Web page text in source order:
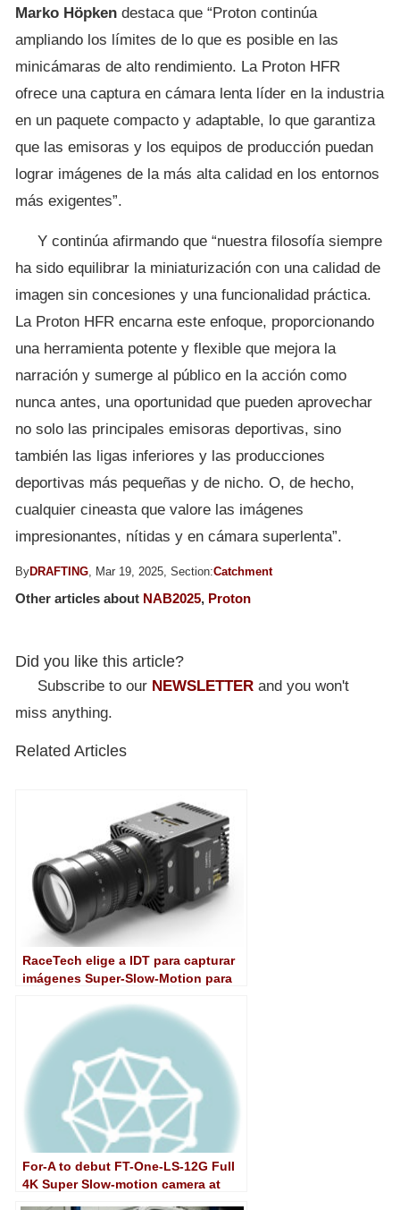
Marko Höpken destaca que “Proton continúa
ampliando los límites de lo que es posible en las
minicámaras de alto rendimiento. La Proton HFR
ofrece una captura en cámara lenta líder en la industria
en un paquete compacto y adaptable, lo que garantiza
que las emisoras y los equipos de producción puedan
lograr imágenes de la más alta calidad en los entornos
más exigentes”.
Y continúa afirmando que “nuestra filosofía siempre
ha sido equilibrar la miniaturización con una calidad de
imagen sin concesiones y una funcionalidad práctica.
La Proton HFR encarna este enfoque, proporcionando
una herramienta potente y flexible que mejora la
narración y sumerge al público en la acción como
nunca antes, una oportunidad que pueden aprovechar
no solo las principales emisoras deportivas, sino
también las ligas inferiores y las producciones
deportivas más pequeñas y de nicho. O, de hecho,
cualquier cineasta que valore las imágenes
impresionantes, nítidas y en cámara superlenta”.
ByDRAFTING , Mar 19, 2025, Section:Catchment
Other articles about NAB2025, Proton
Did you like this article?
Subscribe to our NEWSLETTER and you won't
miss anything.
Related Articles
RaceTech elige a IDT para capturar
imágenes Super-Slow-Motion para
For-A to debut FT-One-LS-12G Full
4K Super Slow-motion camera at